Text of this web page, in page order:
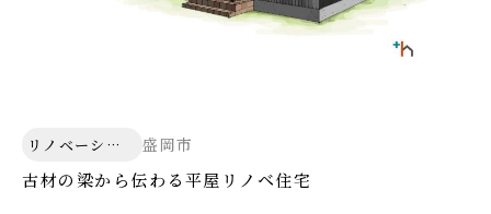
リノベーショ
盛岡市
古材の梁から伝わる平屋リノベ住宅